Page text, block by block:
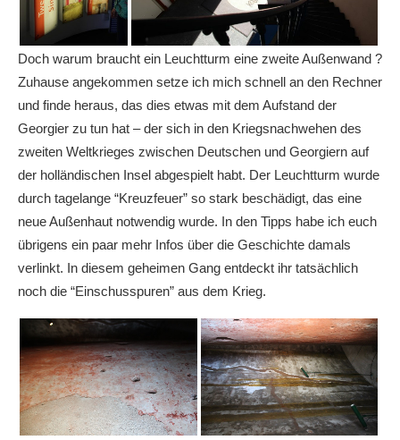
Doch warum braucht ein Leuchtturm eine zweite Außenwand ?
Zuhause angekommen setze ich mich schnell an den Rechner
und finde heraus, das dies etwas mit dem Aufstand der
Georgier zu tun hat – der sich in den Kriegsnachwehen des
zweiten Weltkrieges zwischen Deutschen und Georgiern auf
der holländischen Insel abgespielt habt. Der Leuchtturm wurde
durch tagelange “Kreuzfeuer” so stark beschädigt, das eine
neue Außenhaut notwendig wurde. In den Tipps habe ich euch
übrigens ein paar mehr Infos über die Geschichte damals
verlinkt. In diesem geheimen Gang entdeckt ihr tatsächlich
noch die “Einschusspuren” aus dem Krieg.